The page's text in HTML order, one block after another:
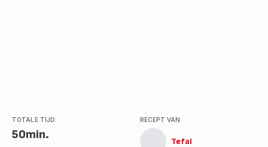
TOTALE TIJD
50min.
RECEPT VAN
Tefal